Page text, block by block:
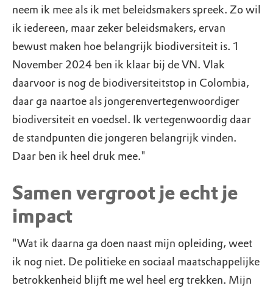
neem ik mee als ik met beleidsmakers spreek. Zo wil
ik iedereen, maar zeker beleidsmakers, ervan
bewust maken hoe belangrijk biodiversiteit is. 1
November 2024 ben ik klaar bij de VN. Vlak
daarvoor is nog de biodiversiteitstop in Colombia,
daar ga naartoe als jongerenvertegenwoordiger
biodiversiteit en voedsel. Ik vertegenwoordig daar
de standpunten die jongeren belangrijk vinden.
Daar ben ik heel druk mee."
Samen vergroot je echt je
impact
"Wat ik daarna ga doen naast mijn opleiding, weet
ik nog niet. De politieke en sociaal maatschappelijke
betrokkenheid blijft me wel heel erg trekken. Mijn